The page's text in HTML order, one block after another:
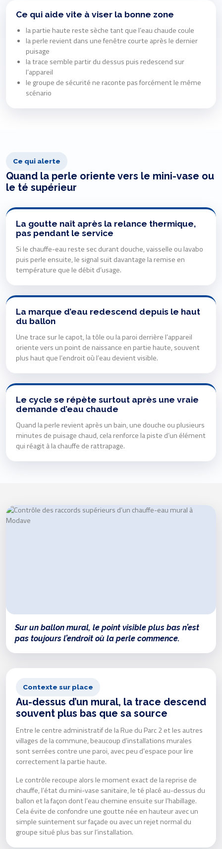
Ce qui aide vite à viser la bonne zone
la partie haute reste sèche tant que l’eau chaude coule
la perle revient dans une fenêtre courte après le dernier
puisage
la trace semble partir du dessus puis redescend sur
l’appareil
le groupe de sécurité ne raconte pas forcément le même
scénario
Ce qui alerte
Quand la perle oriente vers le mini-vase ou
le té supérieur
La goutte naît après la relance thermique,
pas pendant le service
Si le chauffe-eau reste sec durant douche, vaisselle ou lavabo
puis perle ensuite, le signal suit davantage la remise en
température que le débit d’usage.
La marque d’eau redescend depuis le haut
du ballon
Une trace sur le capot, la tôle ou la paroi derrière l’appareil
oriente vers un point de naissance en partie haute, souvent
plus haut que l’endroit où l’eau devient visible.
Le cycle se répète surtout après une vraie
demande d’eau chaude
Quand la perle revient après un bain, une douche ou plusieurs
minutes de puisage chaud, cela renforce la piste d’un élément
qui réagit à la chauffe de rattrapage.
Sur un ballon mural, le point visible plus bas n’est
pas toujours l’endroit où la perle commence.
Contexte sur place
Au-dessus d’un mural, la trace descend
souvent plus bas que sa source
Entre le centre administratif de la Rue du Parc 2 et les autres
villages de la commune, beaucoup d’installations murales
sont serrées contre une paroi, avec peu d’espace pour lire
correctement la partie haute.
Le contrôle recoupe alors le moment exact de la reprise de
chauffe, l’état du mini-vase sanitaire, le té placé au-dessus du
ballon et la façon dont l’eau chemine ensuite sur l’habillage.
Cela évite de confondre une goutte née en hauteur avec un
simple suintement sur façade ou avec un rejet normal du
groupe situé plus bas sur l’installation.